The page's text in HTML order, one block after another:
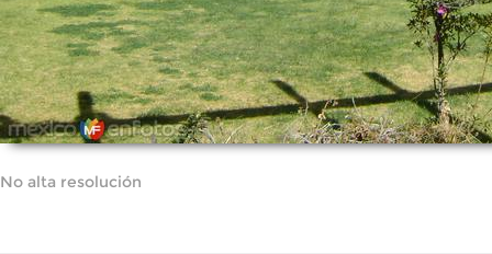
No alta resolución